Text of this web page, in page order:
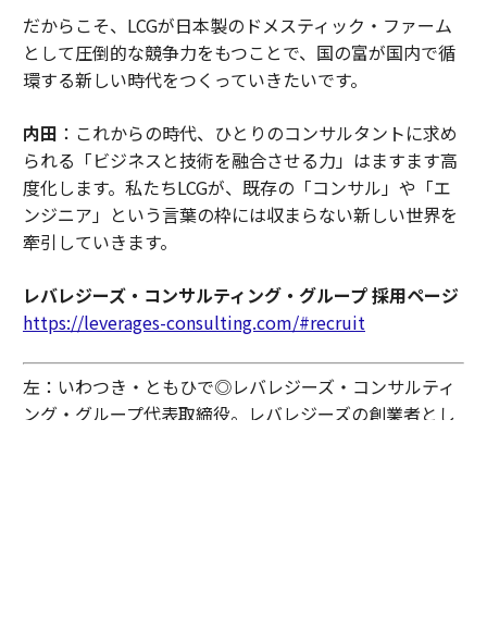
だからこそ、LCGが日本製のドメスティック・ファーム
として圧倒的な競争力をもつことで、国の富が国内で循
環する新しい時代をつくっていきたいです。
内田 ：これからの時代、ひとりのコンサルタントに求め
られる「ビジネスと技術を融合させる力」はますます高
度化します。私たちLCGが、既存の「コンサル」や「エ
ンジニア」という言葉の枠には収まらない新しい世界を
牽引していきます。
レバレジーズ・コンサルティング・グループ 採用ページ
https://leverages-consulting.com/#recruit
左：いわつき・ともひで◎レバレジーズ・コンサルティ
ング・グループ代表取締役。レバレジーズの創業者とし